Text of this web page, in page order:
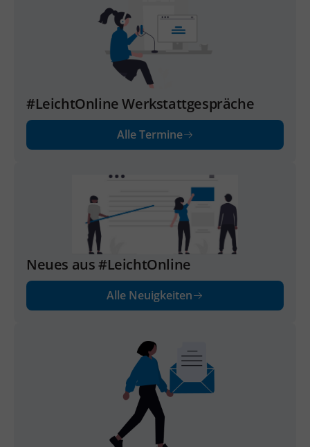
#LeichtOnline Werkstattgespräche
Alle Termine
Neues aus #LeichtOnline
Alle Neuigkeiten